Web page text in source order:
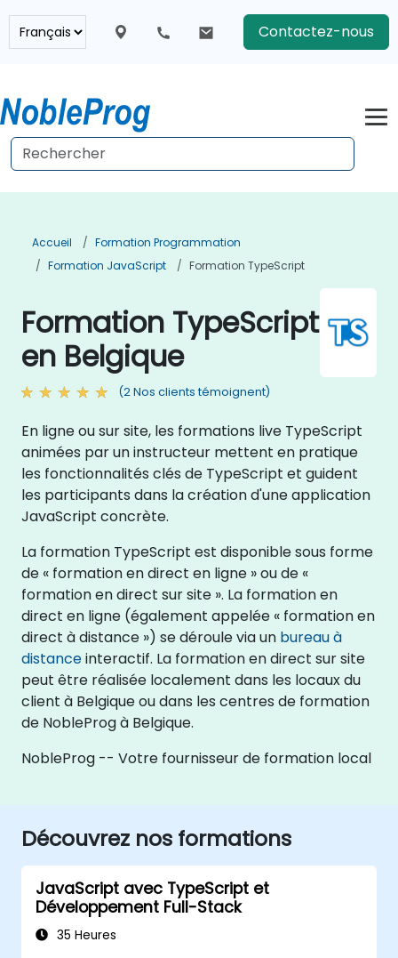
Contactez-nous
Accueil
Formation Programmation
Formation JavaScript
Formation TypeScript
Formation TypeScript
en Belgique
(2 Nos clients témoignent)
En ligne ou sur site, les formations live TypeScript
animées par un instructeur mettent en pratique
les fonctionnalités clés de TypeScript et guident
les participants dans la création d'une application
JavaScript concrète.
La formation TypeScript est disponible sous forme
de « formation en direct en ligne » ou de «
formation en direct sur site ». La formation en
direct en ligne (également appelée « formation en
direct à distance ») se déroule via un bureau à
distanceinteractif. La formation en direct sur site
peut être réalisée localement dans les locaux du
client à Belgique ou dans les centres de formation
de NobleProg à Belgique.
NobleProg -- Votre fournisseur de formation local
Découvrez nos formations
JavaScript avec TypeScript et
Développement Full-Stack
35 Heures